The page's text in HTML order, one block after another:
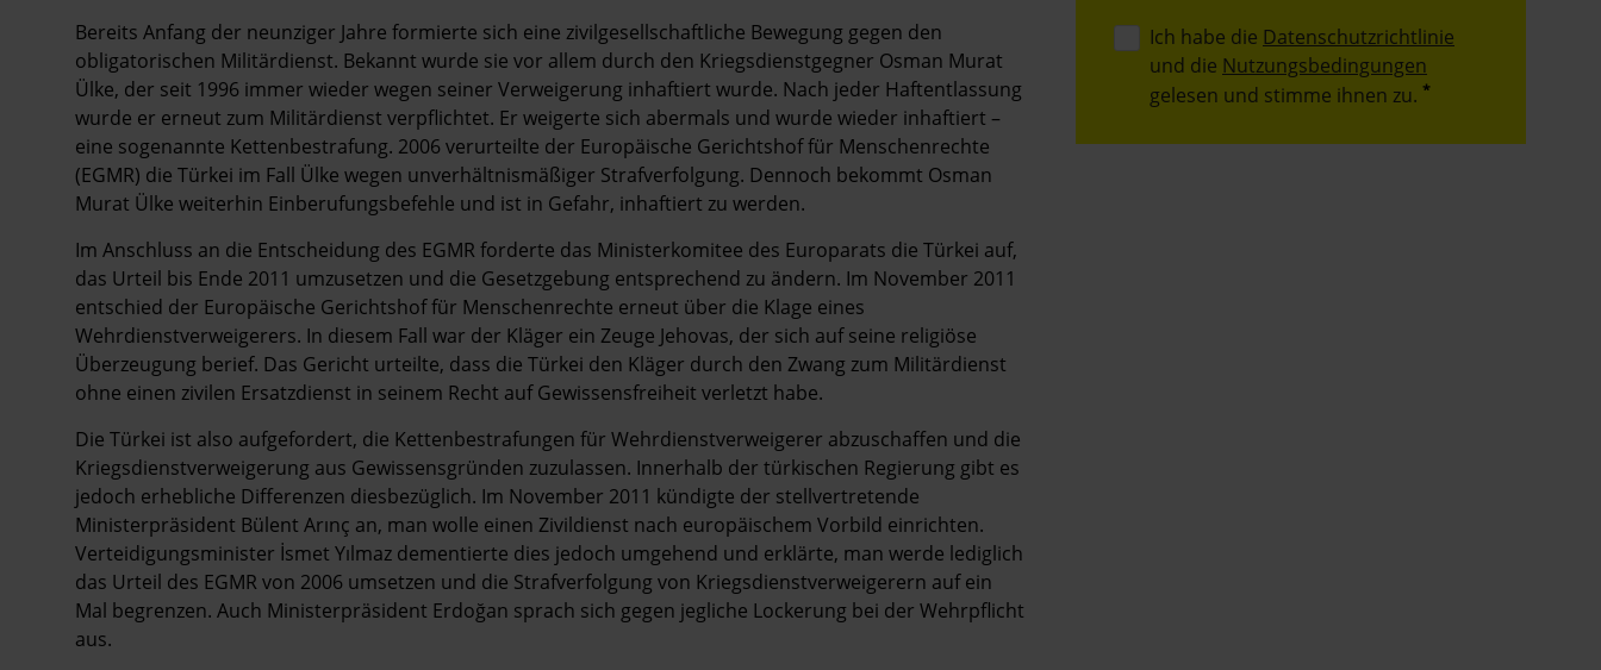
Bereits Anfang der neunziger Jahre formierte sich eine zivilgesellschaftliche Bewegung gegen den
obligatorischen Militärdienst. Bekannt wurde sie vor allem durch den Kriegsdienstgegner Osman Murat
Ülke, der seit 1996 immer wieder wegen seiner Verweigerung inhaftiert wurde. Nach jeder Haftentlassung
wurde er erneut zum Militärdienst verpflichtet. Er weigerte sich abermals und wurde wieder inhaftiert –
eine sogenannte Kettenbestrafung. 2006 verurteilte der Europäische Gerichtshof für Menschenrechte
(EGMR) die Türkei im Fall Ülke wegen unverhältnismäßiger Strafverfolgung. Dennoch bekommt Osman
Murat Ülke weiterhin Einberufungsbefehle und ist in Gefahr, ­inhaftiert zu werden.
Im Anschluss an die Entscheidung des EGMR forderte das Ministerkomitee des Europarats die Türkei auf,
das Urteil bis Ende 2011 umzusetzen und die Gesetzgebung entsprechend zu ändern. Im November 2011
entschied der Europäische Gerichtshof für Menschenrechte erneut über die Klage eines
Wehrdienstverweigerers. In diesem Fall war der Kläger ein Zeuge Jehovas, der sich auf seine religiöse
Überzeugung berief. Das Gericht urteilte, dass die Türkei den Kläger durch den Zwang zum Militärdienst
ohne einen zivilen Ersatzdienst in seinem Recht auf Gewissensfreiheit verletzt habe.
Die Türkei ist also aufgefordert, die Kettenbestrafungen für Wehrdienstverweigerer abzuschaffen und die
Kriegsdienstverweigerung aus Gewissensgründen zuzulassen. Innerhalb der türkischen Regierung gibt es
jedoch erhebliche Differenzen diesbezüglich. Im November 2011 kündigte der stellvertretende
Ministerpräsident Bülent Arınç an, man wolle einen Zivildienst nach europäischem Vorbild einrichten.
Verteidigungsminister İsmet Yılmaz dementierte dies jedoch umgehend und erklärte, man werde lediglich
das Urteil des EGMR von 2006 umsetzen und die Strafverfolgung von Kriegsdienstverweigerern auf ein
Mal begrenzen. Auch Ministerpräsident Erdoğan sprach sich ­gegen jegliche Lockerung bei der Wehrpflicht
aus.
Ich habe die Datenschutzrichtlinie
und die Nutzungsbedingungen
gelesen und stimme ihnen zu.